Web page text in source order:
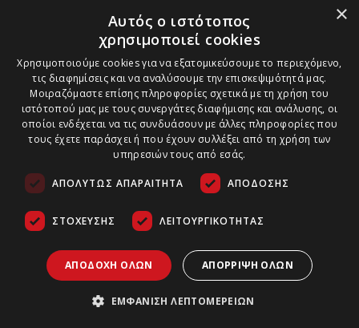
×
Αυτός ο ιστότοπος
χρησιμοποιεί cookies
Χρησιμοποιούμε cookies για να εξατομικεύσουμε το περιεχόμενο,
τις διαφημίσεις και να αναλύσουμε την επισκεψιμότητά μας.
Μοιραζόμαστε επίσης πληροφορίες σχετικά με τη χρήση του
ιστότοπού μας με τους συνεργάτες διαφήμισης και ανάλυσης, οι
οποίοι ενδέχεται να τις συνδυάσουν με άλλες πληροφορίες που
τους έχετε παράσχει ή που έχουν συλλέξει από τη χρήση των
υπηρεσιών τους από εσάς.
ΑΠΟΛΎΤΩΣ ΑΠΑΡΑΊΤΗΤΑ ΑΠΌΔΟΣΗΣ
ΣΤΌΧΕΥΣΗΣ ΛΕΙΤΟΥΡΓΙΚΌΤΗΤΑΣ
ΑΠΟΔΟΧΉ ΌΛΩΝ ΑΠΌΡΡΙΨΗ ΌΛΩΝ
ΕΜΦΆΝΙΣΗ ΛΕΠΤΟΜΕΡΕΙΏΝ